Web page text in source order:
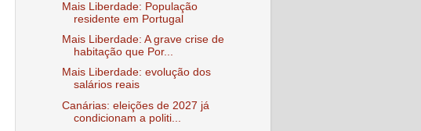
Mais Liberdade: População
residente em Portugal
Mais Liberdade: A grave crise de
habitação que Por...
Mais Liberdade: evolução dos
salários reais
Canárias: eleições de 2027 já
condicionam a politi...